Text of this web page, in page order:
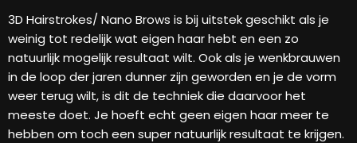
3D Hairstrokes/ Nano Brows is bij uitstek geschikt als je
weinig tot redelijk wat eigen haar hebt en een zo
natuurlijk mogelijk resultaat wilt. Ook als je wenkbrauwen
in de loop der jaren dunner zijn geworden en je de vorm
weer terug wilt, is dit de techniek die daarvoor het
meeste doet. Je hoeft echt geen eigen haar meer te
hebben om toch een super natuurlijk resultaat te krijgen.